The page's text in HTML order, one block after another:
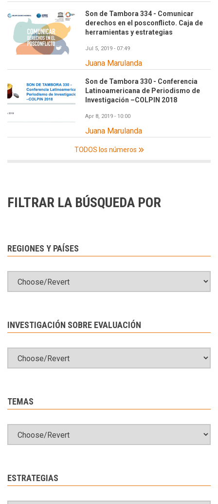
Son de Tambora 334 - Comunicar
derechos en el posconflicto. Caja de
herramientas y estrategias
Jul 5, 2019 - 07:49
Juana Marulanda
Son de Tambora 330 - Conferencia
Latinoamericana de Periodismo de
Investigación –COLPIN 2018
Apr 8, 2019 - 10:00
Juana Marulanda
TODOS los números
FILTRAR LA BÚSQUEDA POR
REGIONES Y PAÍSES
INVESTIGACIÓN SOBRE EVALUACIÓN
TEMAS
ESTRATEGIAS